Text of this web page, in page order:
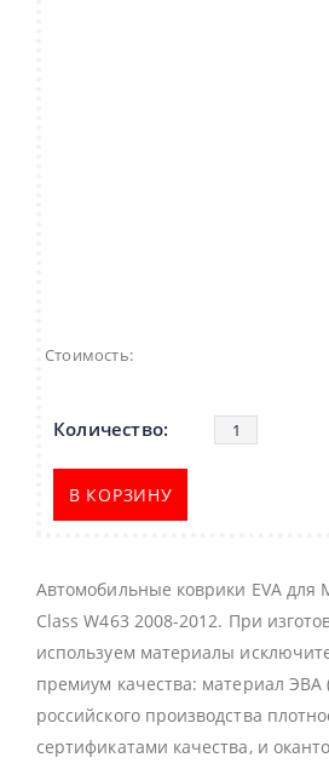
Стоимость:
В КОРЗИНУ
Автомобильные коврики EVA для
Class W463 2008-2012. При
используем материалы
премиум качества: материал ЭВА
российского производства
сертификатами качества, и